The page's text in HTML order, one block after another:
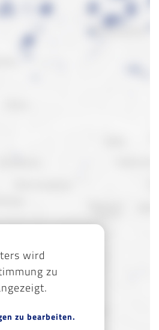
wird
zu
zu bearbeiten.